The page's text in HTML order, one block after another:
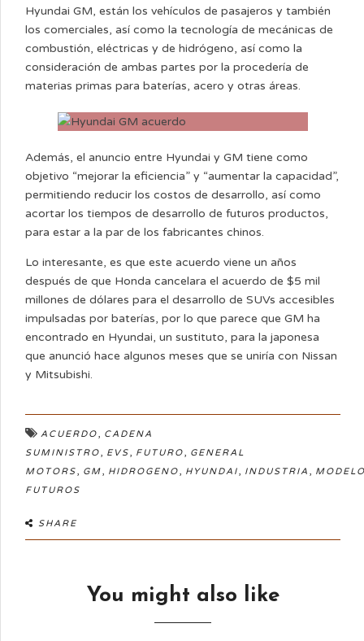
Hyundai GM, están los vehículos de pasajeros y también
los comerciales, así como la tecnología de mecánicas de
combustión, eléctricas y de hidrógeno, así como la
consideración de ambas partes por la procedería de
materias primas para baterías, acero y otras áreas.
Además, el anuncio entre Hyundai y GM tiene como
objetivo “mejorar la eficiencia” y “aumentar la capacidad”,
permitiendo reducir los costos de desarrollo, así como
acortar los tiempos de desarrollo de futuros productos,
para estar a la par de los fabricantes chinos.
Lo interesante, es que este acuerdo viene un años
después de que Honda cancelara el acuerdo de $5 mil
millones de dólares para el desarrollo de SUVs accesibles
impulsadas por baterías, por lo que parece que GM ha
encontrado en Hyundai, un sustituto, para la japonesa
que anunció hace algunos meses que se uniría con Nissan
y Mitsubishi.
ACUERDO, CADENA
SUMINISTRO, EVS, FUTURO, GENERAL
MOTORS, GM, HIDROGENO, HYUNDAI, INDUSTRIA ,
FUTUROS
SHARE
You might also like